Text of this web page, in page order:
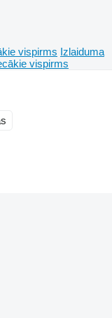
vispirms Izlaiduma
vispirms